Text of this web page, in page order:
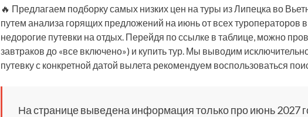
🔥 Предлагаем подборку самых низких цен на туры из Липецка во
путем анализа горящих предложений на июнь от всех туроператоров
недорогие путевки на отдых. Перейдя по ссылке в таблице, можно
завтраков до «все включено») и купить тур. Мы выводим
путевку с конкретной датой вылета рекомендуем воспользоваться
На странице выведена информация только про июнь 2027